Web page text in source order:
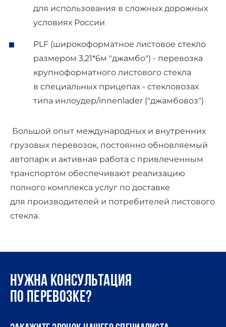
для использования в сложных дорожных
условиях России
PLF (широкоформатное листовое стекло
размером 3,21*6м "джамбо") - перевозка
крупноформатного листового стекла
в специальных прицепах - стекловозах
типа инлоудер/innenlader ("джамбовоз")
Большой опыт международных и внутренних
грузовых перевозок, постоянно обновляемый
автопарк и активная работа с привлеченным
транспортом обеспечивают реализацию
полного комплекса услуг по доставке
для производителей и потребителей листового
стекла.
Нужна консультация
по перевозке?